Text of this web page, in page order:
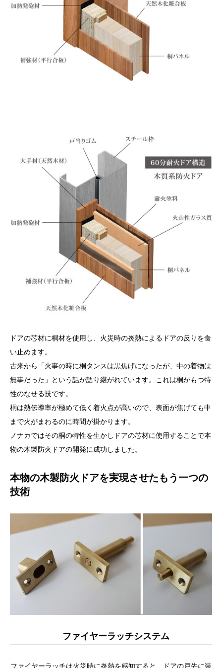
ドアの芯材に桐材を使用し、火災時の炎熱によるドアの反りを食
い止めます。
古来から「火事の時に桐タンスは黒焦げになったが、中の着物は
無事だった」という話が語り継がれています。これは桐がもつ特
性のなせる技です。
桐は熱伝導率が極めて低く着火点が高いので、表面が焦げても中
まで火がまわるのに時間が掛かります。
ノナカではその桐の特性を生かしドアの芯材に使用することで本
物の木製防火ドアの開発に成功しました。
本物の木製防火ドアを実現させたもう一つの
技術
ファイヤーラッチシステム
ファイヤーラッチは火災時に炎熱を感知すると、ドアの戸先に装